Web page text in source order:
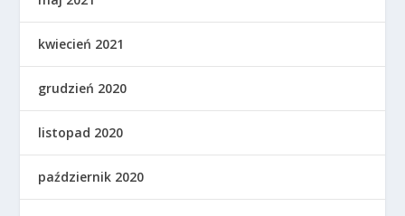
kwiecień 2021
grudzień 2020
listopad 2020
październik 2020